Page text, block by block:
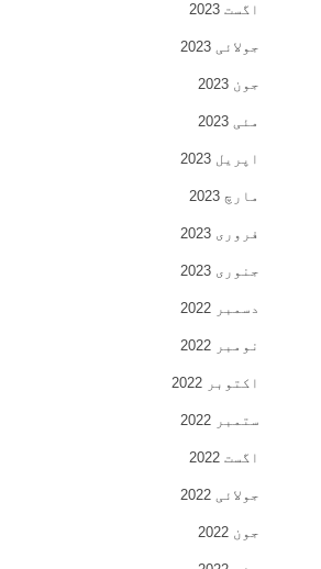
اگست 2023
جولائی 2023
جون 2023
مئی 2023
اپریل 2023
مارچ 2023
فروری 2023
جنوری 2023
دسمبر 2022
نومبر 2022
اکتوبر 2022
ستمبر 2022
اگست 2022
جولائی 2022
جون 2022